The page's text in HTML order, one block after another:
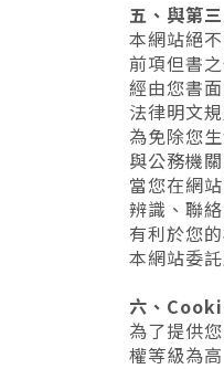
五、與第
本網站絕
前項但書
經由您書
法律明文規
為免除您
與公務機
當您在網
辨識、聯
有利於您
本網站委
六、
為了提供
權等級為